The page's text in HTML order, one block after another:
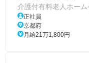
介護付有料老人ホー
正社員
京都府
月給21万1,800円